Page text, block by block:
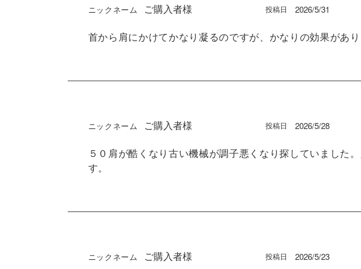
ご購入者様 投稿日 2026/5/31
首から肩にかけてかなり凝るのですが、かなりの効果があ
ご購入者様 投稿日 2026/5/28
５０肩が酷くなり古い機械が調子悪くなり探していました
す。
ご購入者様 投稿日 2026/5/23